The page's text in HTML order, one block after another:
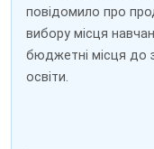
повідомило про
вибору місця
бюджетні місця до
освіти.